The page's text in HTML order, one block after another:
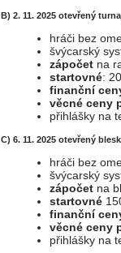
B) 2. 11. 2025 otevřený
hráči bez
švýcarský
zápočet na
startovné:
finanční
věcné ceny
přihlášky na
C) 6. 11. 2025 otevřený
hráči bez
švýcarský
zápočet na
startovné
finanční
věcné ceny
přihlášky na